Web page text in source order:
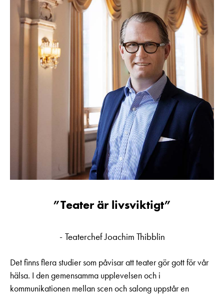
Teater är livsviktigt
Teaterchef Joachim Thibblin
Det finns flera studier som påvisar att teater gör gott för vår
hälsa. I den gemensamma upplevelsen och i
kommunikationen mellan scen och salong uppstår en